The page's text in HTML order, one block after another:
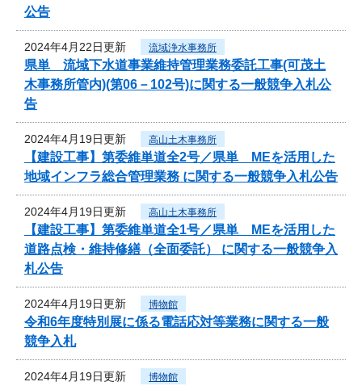
公告
2024年4月22日更新 流域浄水事務所
県単 流域下水道事業維持管理業務委託工事(可茂土
木事務所管内)(第06－102号)に関する一般競争入札公
告
2024年4月19日更新 高山土木事務所
【建設工事】第委維単道全2号／県単 MEを活用した
地域インフラ総合管理業務 に関する一般競争入札公告
2024年4月19日更新 高山土木事務所
【建設工事】第委維単道全1号／県単 MEを活用した
道路点検・維持修繕（全面委託） に関する一般競争入
札公告
2024年4月19日更新 博物館
令和6年度特別展に係る電話応対等業務に関する一般
競争入札
2024年4月19日更新 博物館